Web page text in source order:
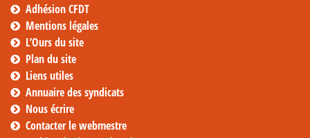
Adhésion CFDT
Mentions légales
L’Ours du site
Plan du site
Liens utiles
Annuaire des syndicats
Nous écrire
Contacter le webmestre